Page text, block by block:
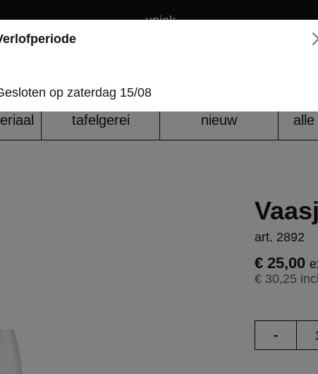
uniek
tafelgerei nieuw
art. 2892
€ 25,00
€ 30,25
-
op zaterdag 15/08